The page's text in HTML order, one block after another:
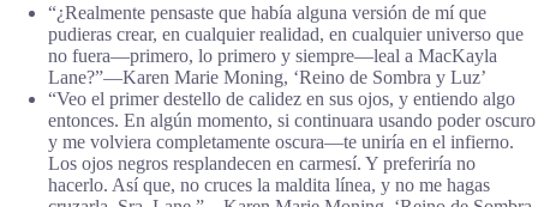
“¿Realmente pensaste que había alguna versión de mí que
pudieras crear, en cualquier realidad, en cualquier universo que
no fuera—primero, lo primero y siempre—leal a MacKayla
Lane?”―Karen Marie Moning, ‘Reino de Sombra y Luz’
“Veo el primer destello de calidez en sus ojos, y entiendo algo
entonces. En algún momento, si continuara usando poder oscuro
y me volviera completamente oscura—te uniría en el infierno.
Los ojos negros resplandecen en carmesí. Y preferiría no
hacerlo. Así que, no cruces la maldita línea, y no me hagas